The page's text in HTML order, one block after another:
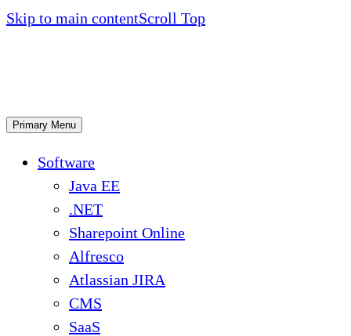
Skip to main contentScroll Top
Primary Menu
Software
Java EE
.NET
Sharepoint Online
Alfresco
Atlassian JIRA
CMS
SaaS